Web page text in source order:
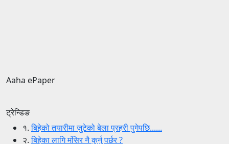
Aaha ePaper
ट्रेन्डिङ
१.बिहेको तयारीमा जुटेको बेला प्रहरी पुगेपछि......
२.बिहेका लागि मंसिर नै कुर्नु पर्छर ?